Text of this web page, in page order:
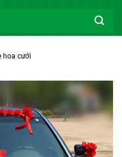
hoa cưới